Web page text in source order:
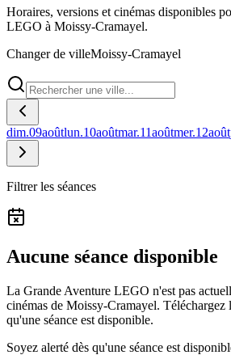
Horaires, versions et cinémas disponibles
LEGO à Moissy-Cramayel.
Changer de villeMoissy-Cramayel
dim.09aoûtlun.10aoûtmar.11aoûtmer.12août
Filtrer les séances
Aucune séance disponible
La Grande Aventure LEGO n'est pas
cinémas de Moissy-Cramayel. Téléchargez
qu'une séance est disponible.
Soyez alerté dès qu'une séance est